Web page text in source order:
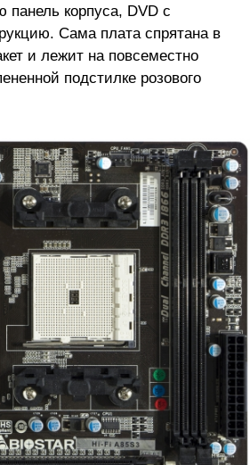
панель корпуса, DVD с
Сама плата спрятана в
и лежит на повсеместно
подстилке розового